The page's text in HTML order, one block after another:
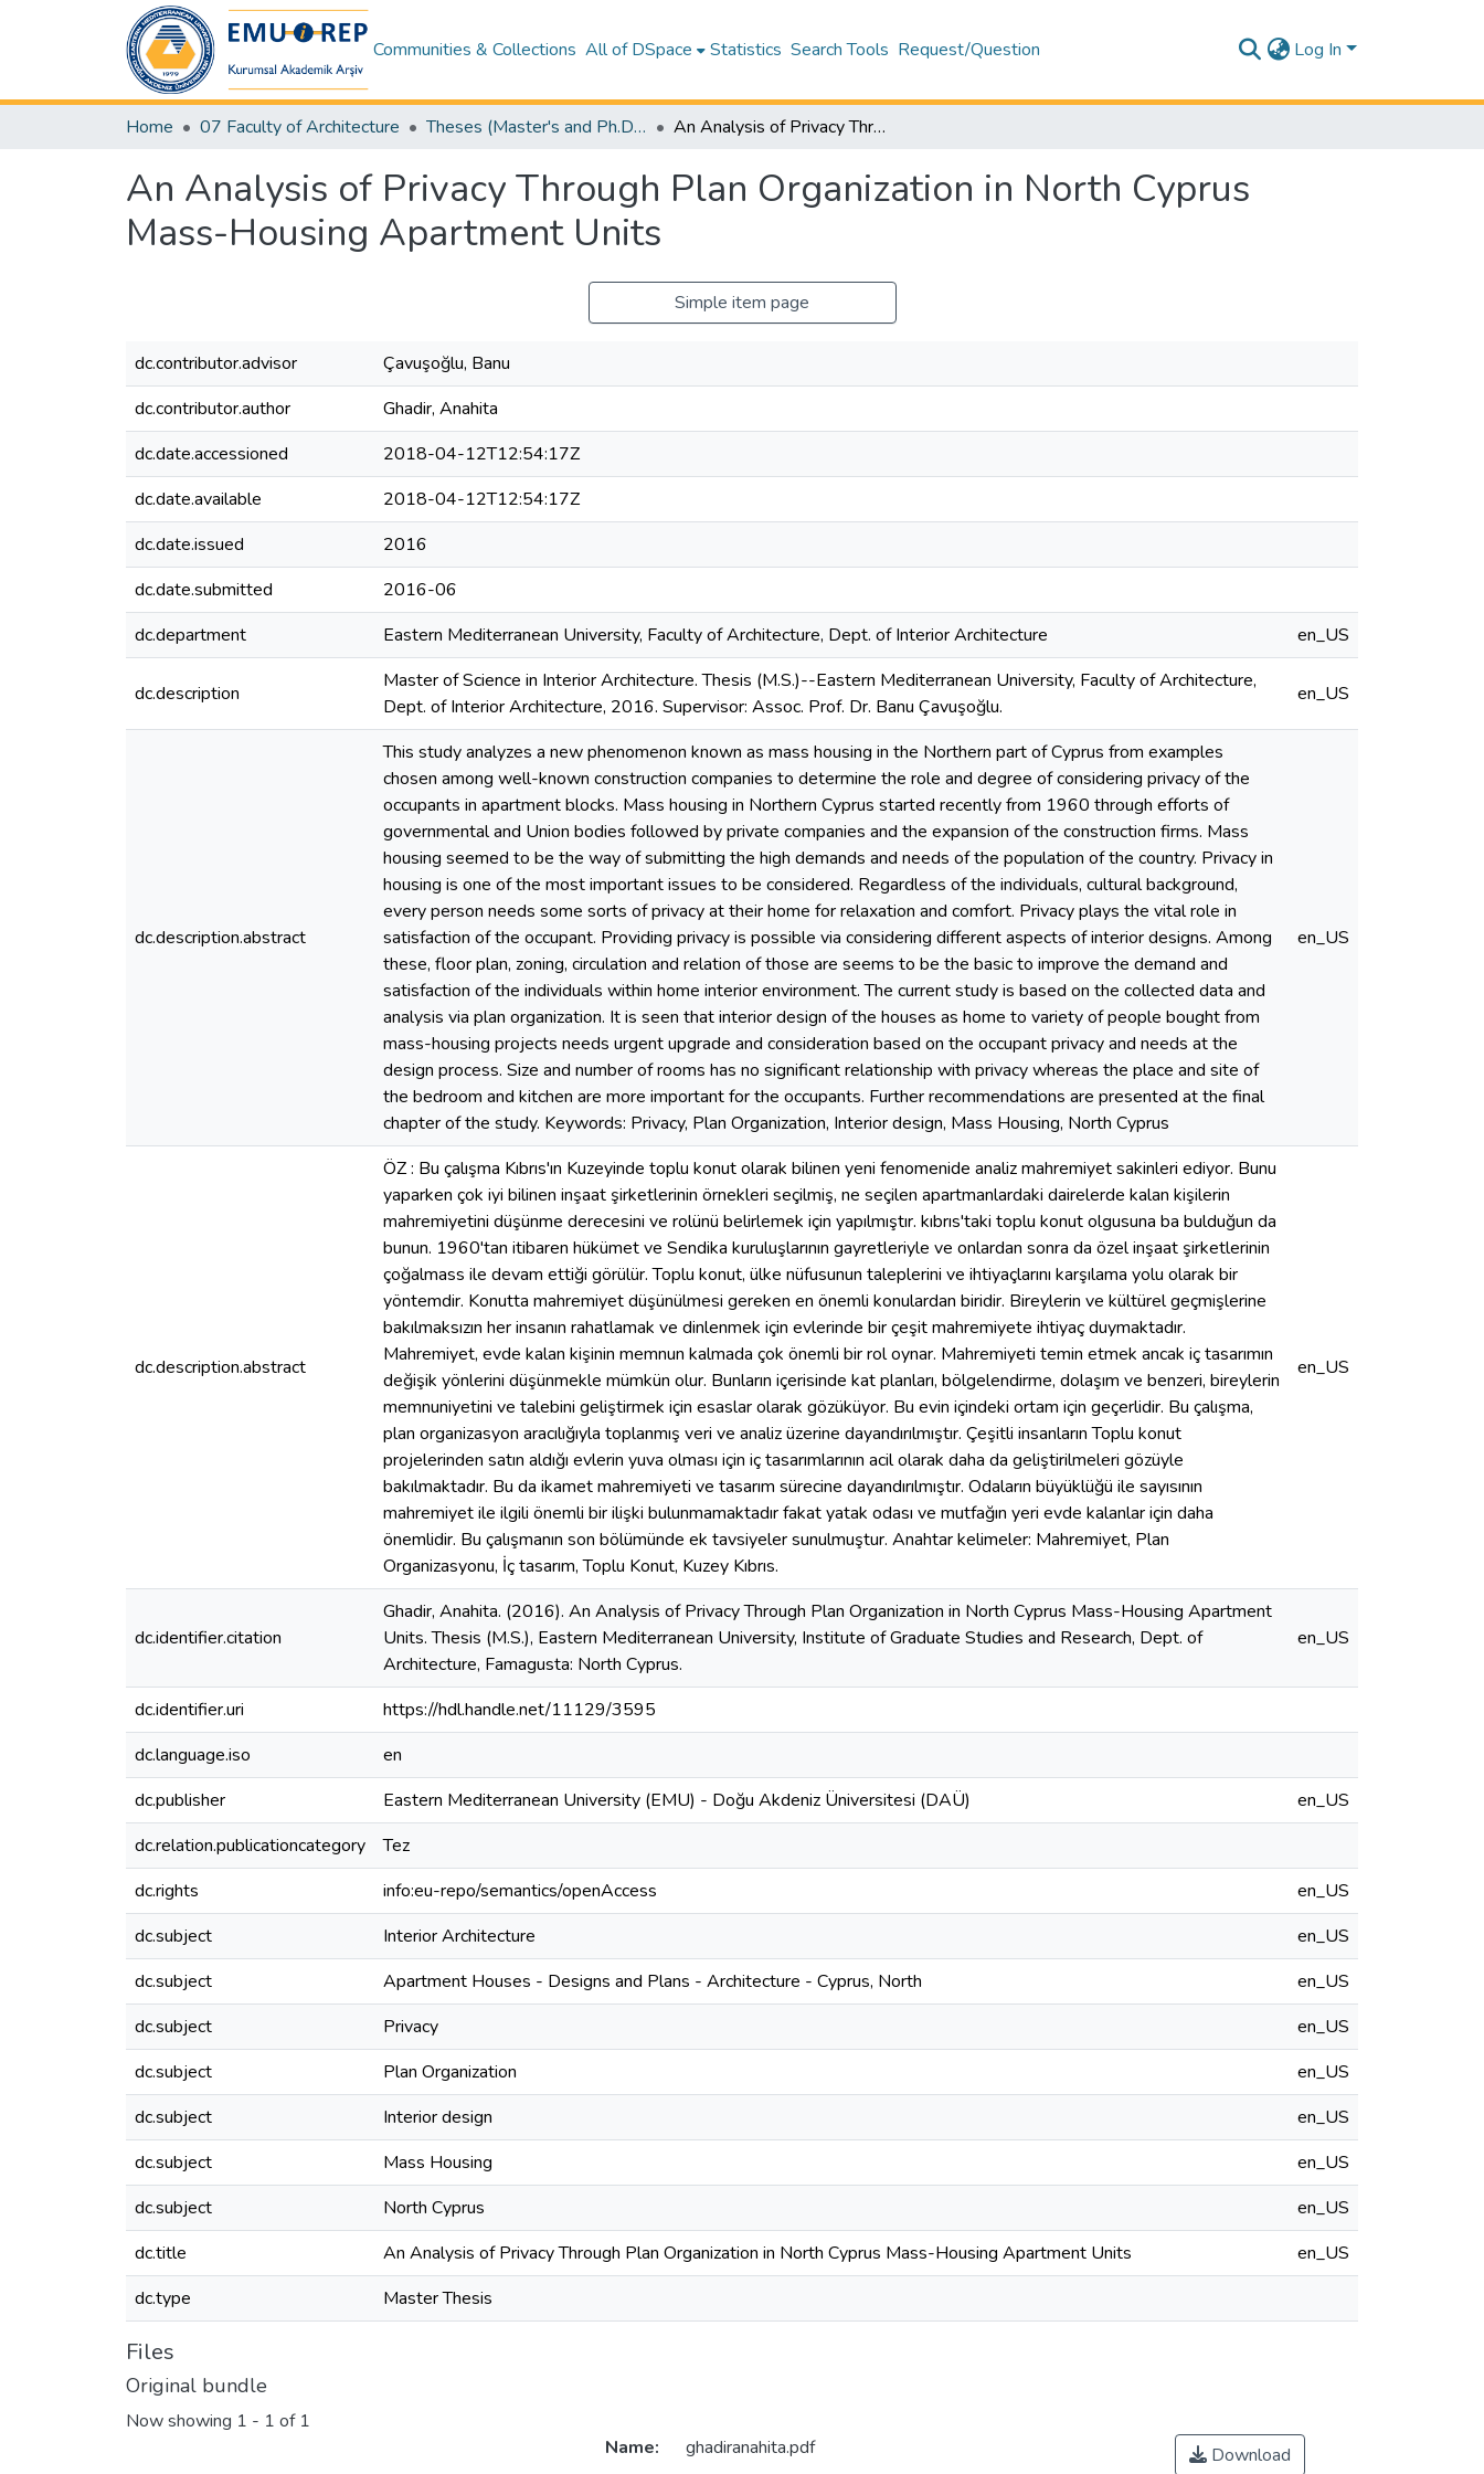
Communities & Collections All of DSpace Statistics Search Tools Request/Question Log In
Home 07 Faculty of Architecture Theses (Master's and Ph.D) – Architecture An Analysis of Privacy Through Plan Organization in North Cyprus Mass-Housing Apartment Units
An Analysis of Privacy Through Plan Organization in North Cyprus
Mass-Housing Apartment Units
Simple item page
dc.contributor.advisor
Çavuşoğlu, Banu
dc.contributor.author
Ghadir, Anahita
dc.date.accessioned
2018-04-12T12:54:17Z
dc.date.available
2018-04-12T12:54:17Z
dc.date.issued
2016
dc.date.submitted
2016-06
dc.department
Eastern Mediterranean University, Faculty of Architecture, Dept. of Interior Architecture en_US
dc.description
Master of Science in Interior Architecture. Thesis (M.S.)--Eastern Mediterranean University, Faculty of Architecture,
Dept. of Interior Architecture, 2016. Supervisor: Assoc. Prof. Dr. Banu Çavuşoğlu.
en_US
dc.description.abstract
This study analyzes a new phenomenon known as mass housing in the Northern part of Cyprus from examples
chosen among well-known construction companies to determine the role and degree of considering privacy of the
occupants in apartment blocks. Mass housing in Northern Cyprus started recently from 1960 through efforts of
governmental and Union bodies followed by private companies and the expansion of the construction firms. Mass
housing seemed to be the way of submitting the high demands and needs of the population of the country. Privacy in
housing is one of the most important issues to be considered. Regardless of the individuals, cultural background,
every person needs some sorts of privacy at their home for relaxation and comfort. Privacy plays the vital role in
satisfaction of the occupant. Providing privacy is possible via considering different aspects of interior designs. Among
these, floor plan, zoning, circulation and relation of those are seems to be the basic to improve the demand and
satisfaction of the individuals within home interior environment. The current study is based on the collected data and
analysis via plan organization. It is seen that interior design of the houses as home to variety of people bought from
mass-housing projects needs urgent upgrade and consideration based on the occupant privacy and needs at the
design process. Size and number of rooms has no significant relationship with privacy whereas the place and site of
the bedroom and kitchen are more important for the occupants. Further recommendations are presented at the final
chapter of the study. Keywords: Privacy, Plan Organization, Interior design, Mass Housing, North Cyprus
en_US
dc.description.abstract
ÖZ : Bu çalışma Kıbrıs'ın Kuzeyinde toplu konut olarak bilinen yeni fenomenide analiz mahremiyet sakinleri ediyor. Bunu
yaparken çok iyi bilinen inşaat şirketlerinin örnekleri seçilmiş, ne seçilen apartmanlardaki dairelerde kalan kişilerin
mahremiyetini düşünme derecesini ve rolünü belirlemek için yapılmıştır. kıbrıs'taki toplu konut olgusuna ba bulduğun da
bunun. 1960'tan itibaren hükümet ve Sendika kuruluşlarının gayretleriyle ve onlardan sonra da özel inşaat şirketlerinin
çoğalmass ile devam ettiği görülür. Toplu konut, ülke nüfusunun taleplerini ve ihtiyaçlarını karşılama yolu olarak bir
yöntemdir. Konutta mahremiyet düşünülmesi gereken en önemli konulardan biridir. Bireylerin ve kültürel geçmişlerine
bakılmaksızın her insanın rahatlamak ve dinlenmek için evlerinde bir çeşit mahremiyete ihtiyaç duymaktadır.
Mahremiyet, evde kalan kişinin memnun kalmada çok önemli bir rol oynar. Mahremiyeti temin etmek ancak iç tasarımın
değişik yönlerini düşünmekle mümkün olur. Bunların içerisinde kat planları, bölgelendirme, dolaşım ve benzeri, bireylerin
memnuniyetini ve talebini geliştirmek için esaslar olarak gözüküyor. Bu evin içindeki ortam için geçerlidir. Bu çalışma,
plan organizasyon aracılığıyla toplanmış veri ve analiz üzerine dayandırılmıştır. Çeşitli insanların Toplu konut
projelerinden satın aldığı evlerin yuva olması için iç tasarımlarının acil olarak daha da geliştirilmeleri gözüyle
bakılmaktadır. Bu da ikamet mahremiyeti ve tasarım sürecine dayandırılmıştır. Odaların büyüklüğü ile sayısının
mahremiyet ile ilgili önemli bir ilişki bulunmamaktadır fakat yatak odası ve mutfağın yeri evde kalanlar için daha
önemlidir. Bu çalışmanın son bölümünde ek tavsiyeler sunulmuştur. Anahtar kelimeler: Mahremiyet, Plan
Organizasyonu, İç tasarım, Toplu Konut, Kuzey Kıbrıs.
en_US
dc.identifier.citation
Ghadir, Anahita. (2016). An Analysis of Privacy Through Plan Organization in North Cyprus Mass-Housing Apartment
Units. Thesis (M.S.), Eastern Mediterranean University, Institute of Graduate Studies and Research, Dept. of
Architecture, Famagusta: North Cyprus.
en_US
dc.identifier.uri
https://hdl.handle.net/11129/3595
dc.language.iso
en
dc.publisher
Eastern Mediterranean University (EMU) - Doğu Akdeniz Üniversitesi (DAÜ)
en_US
dc.relation.publicationcategory
Tez
dc.rights
info:eu-repo/semantics/openAccess
en_US
dc.subject
Interior Architecture
en_US
dc.subject
Apartment Houses - Designs and Plans - Architecture - Cyprus, North
en_US
dc.subject
Privacy
en_US
dc.subject
Plan Organization
en_US
dc.subject
Interior design
en_US
dc.subject
Mass Housing
en_US
dc.subject
North Cyprus
en_US
dc.title
An Analysis of Privacy Through Plan Organization in North Cyprus Mass-Housing Apartment Units
en_US
dc.type
Master Thesis
Files
Original bundle
Now showing 1 - 1 of 1
Name:
ghadiranahita.pdf
Download